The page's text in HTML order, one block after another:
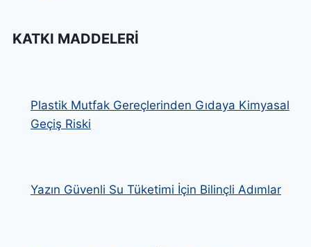
KATKI MADDELERI
Plastik Mutfak Gereçlerinden Gıdaya Kimyasal
Geçiş Riski
Yazın Güvenli Su Tüketimi İçin Bilinçli Adımlar